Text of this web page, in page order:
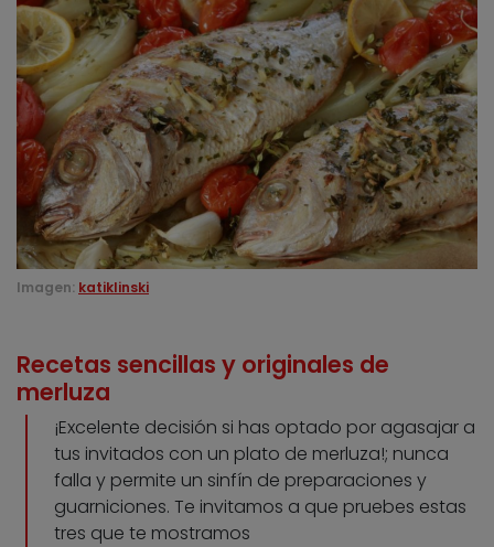
Imagen: katiklinski
Recetas sencillas y originales de
merluza
¡Excelente decisión si has optado por agasajar a
tus invitados con un plato de merluza!; nunca
falla y permite un sinfín de preparaciones y
guarniciones. Te invitamos a que pruebes estas
tres que te mostramos